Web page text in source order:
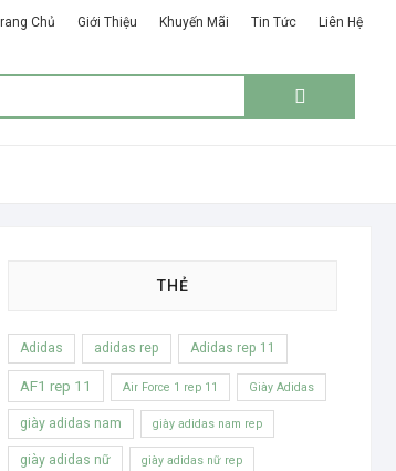
Chủ Giới Thiệu Khuyến Mãi Tin Tức Liên Hệ
THẺ
Adidas adidas rep Adidas rep 11
AF1 rep 11 Air Force 1 rep 11 Giày Adidas
giày adidas nam giày adidas nam rep
giày adidas nữ giày adidas nữ rep